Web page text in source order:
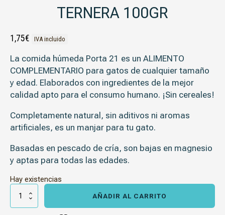
TERNERA 100GR
1,75€ IVA incluido
La comida húmeda Porta 21 es un ALIMENTO
COMPLEMENTARIO para gatos de cualquier tamaño
y edad. Elaborados con ingredientes de la mejor
calidad apto para el consumo humano. ¡Sin cereales!
Completamente natural, sin aditivos ni aromas
artificiales, es un manjar para tu gato.
Basadas en pescado de cría, son bajas en magnesio
y aptas para todas las edades.
Hay existencias
Porta
21
AÑADIR AL CARRITO